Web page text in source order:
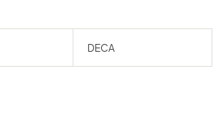
DECA